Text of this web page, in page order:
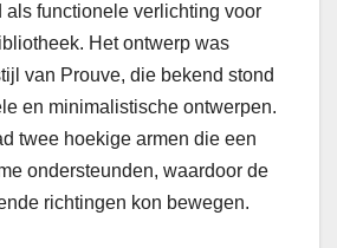
als functionele verlichting voor
Het ontwerp was
van Prouve, die bekend stond
en minimalistische ontwerpen.
twee hoekige armen die een
ondersteunden, waardoor de
richtingen kon bewegen.